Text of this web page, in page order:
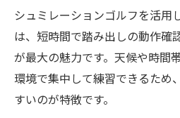
シュミレーションゴルフを活用
は、短時間で踏み出しの動作確
が最大の魅力です。天候や時間
環境で集中して練習できるため
すいのが特徴です。